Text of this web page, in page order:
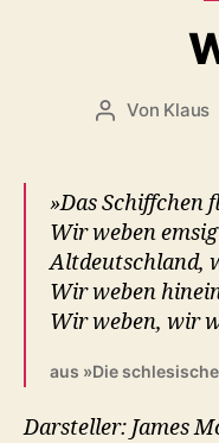
Beitragsautor
Von Klaus
»Das Schiffchen
Wir weben
Altdeutschland,
Wir weben
Wir weben, wir
aus »Die
Darsteller: James